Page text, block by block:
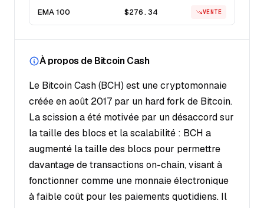
EMA 100 $276.34 VENTE
À propos de Bitcoin Cash
Le Bitcoin Cash (BCH) est une cryptomonnaie
créée en août 2017 par un hard fork de Bitcoin.
La scission a été motivée par un désaccord sur
la taille des blocs et la scalabilité : BCH a
augmenté la taille des blocs pour permettre
davantage de transactions on-chain, visant à
fonctionner comme une monnaie électronique
à faible coût pour les paiements quotidiens. Il